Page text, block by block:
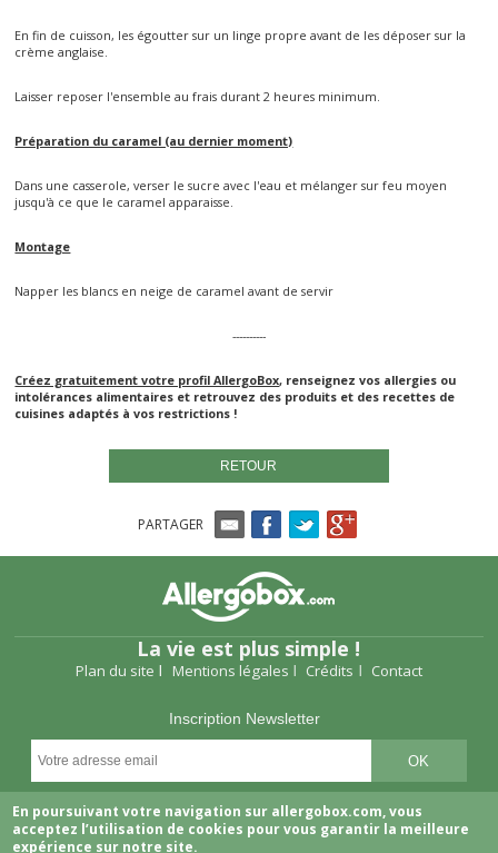
En fin de cuisson, les égoutter sur un linge propre avant de les déposer sur la
crème anglaise.
Laisser reposer l'ensemble au frais durant 2 heures minimum.
Préparation du caramel (au dernier moment)
Dans une casserole, verser le sucre avec l'eau et mélanger sur feu moyen
jusqu'à ce que le caramel apparaisse.
Montage
Napper les blancs en neige de caramel avant de servir
----------
Créez gratuitement votre profil AllergoBox, renseignez vos allergies ou
intolérances alimentaires et retrouvez des produits et des recettes de
cuisines adaptés à vos restrictions !
RETOUR
PARTAGER
La vie est plus simple !
Plan du site Mentions légales Crédits Contact
Inscription Newsletter
Suivez-nous
En poursuivant votre navigation sur allergobox.com, vous
acceptez l’utilisation de cookies pour vous garantir la meilleure
expérience sur notre site.